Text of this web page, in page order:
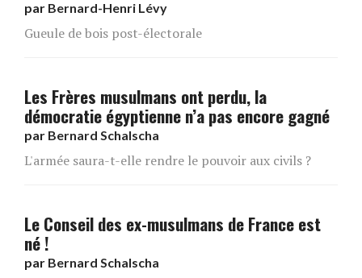
par Bernard-Henri Lévy
Gueule de bois post-électorale
Les Frères musulmans ont perdu, la
démocratie égyptienne n’a pas encore gagné
par Bernard Schalscha
L'armée saura-t-elle rendre le pouvoir aux civils ?
Le Conseil des ex-musulmans de France est
né !
par Bernard Schalscha